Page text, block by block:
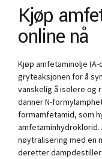
Kjøp
online nå
Kjøp amfetaminolje (A-
gryteaksjonen for å
vanskelig å isolere og
danner N-
formamfetamid, som
nøytralisering med en
deretter